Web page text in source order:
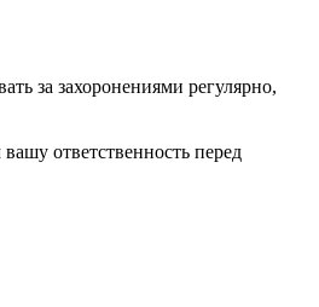
за захоронениями регулярно,
ответственность перед